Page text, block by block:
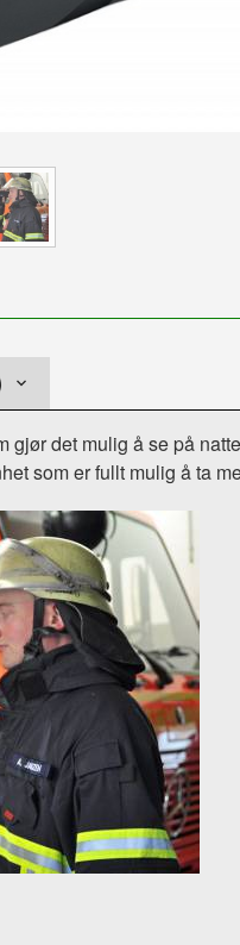
gjør det mulig å se på
som er fullt mulig å ta